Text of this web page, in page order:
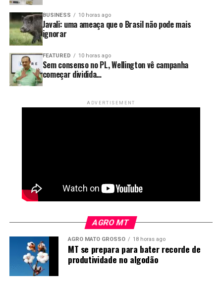
BUSINESS 10 horas ago
Javali: uma ameaça que o Brasil não pode mais
ignorar
FEATURED 10 horas ago
Sem consenso no PL, Wellington vê campanha
começar dividida…
ADVERTISEMENT
AGRO MT
AGRO MATO GROSSO 18 horas ago
MT se prepara para bater recorde de
produtividade no algodão